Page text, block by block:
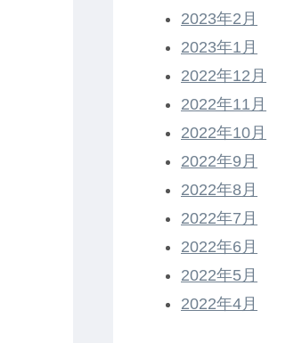
2023年2月
2023年1月
2022年12月
2022年11月
2022年10月
2022年9月
2022年8月
2022年7月
2022年6月
2022年5月
2022年4月